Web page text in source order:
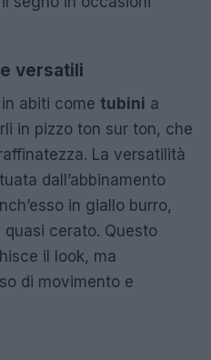
versatili
abiti come tubini a
in pizzo ton sur ton, che
La versatilità
dall’abbinamento
in giallo burro,
cerato. Questo
il look, ma
di movimento e